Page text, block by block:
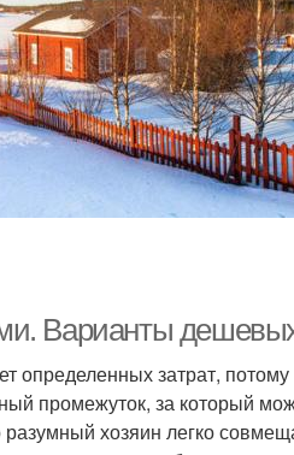
Варианты
затрат, потому
промежуток, за который
хозяин легко